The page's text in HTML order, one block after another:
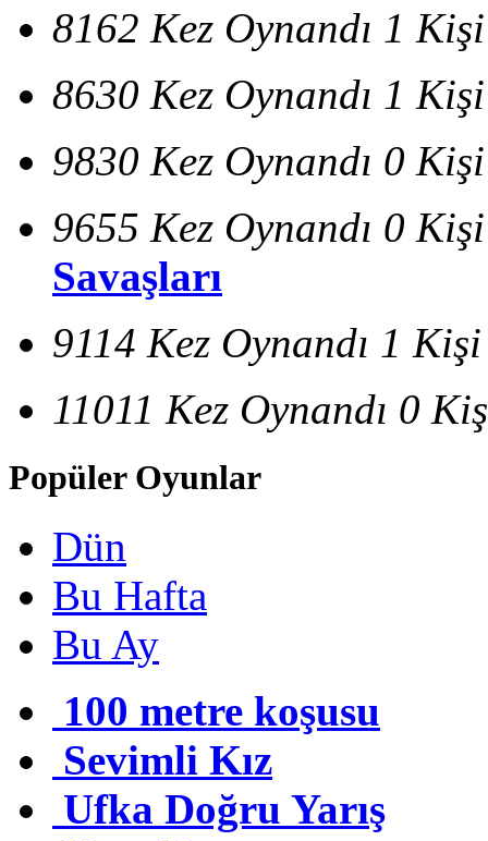
8162 Kez Oynandı 1
8630 Kez Oynandı 1
9830 Kez Oynandı 0
9655 Kez Oynandı 0
Savaşları
9114 Kez Oynandı 1
11011 Kez Oynandı 0
Popüler Oyunlar
Dün
Bu Hafta
Bu Ay
100 metre koşusu
Sevimli Kız
Ufka Doğru Yarış